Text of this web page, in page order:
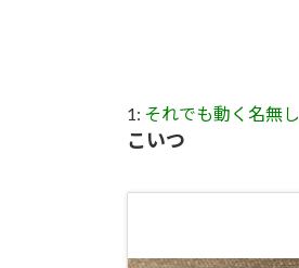
1: それでも動く名無し
こいつ